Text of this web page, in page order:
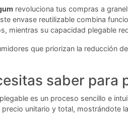
revoluciona tus compras a
envase reutilizable combina
mientras su capacidad plegable
que priorizan la reducción
saber para
es un proceso sencillo e
precio unitario y total, mostrándote